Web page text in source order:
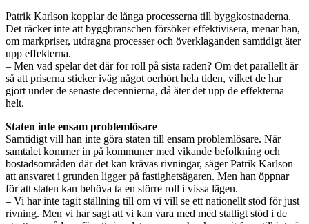
Patrik Karlson kopplar de långa processerna till byggkostnaderna.
Det räcker inte att byggbranschen försöker effektivisera, menar han,
om markpriser, utdragna processer och överklaganden samtidigt äter
upp effekterna.
– Men vad spelar det där för roll på sista raden? Om det parallellt är
så att priserna sticker iväg något oerhört hela tiden, vilket de har
gjort under de senaste decennierna, då äter det upp de effekterna
helt.
Staten inte ensam problemlösare
Samtidigt vill han inte göra staten till ensam problemlösare. När
samtalet kommer in på kommuner med vikande befolkning och
bostadsområden där det kan krävas rivningar, säger Patrik Karlson
att ansvaret i grunden ligger på fastighetsägaren. Men han öppnar
för att staten kan behöva ta en större roll i vissa lägen.
– Vi har inte tagit ställning till om vi vill se ett nationellt stöd för just
rivning. Men vi har sagt att vi kan vara med med statligt stöd i de